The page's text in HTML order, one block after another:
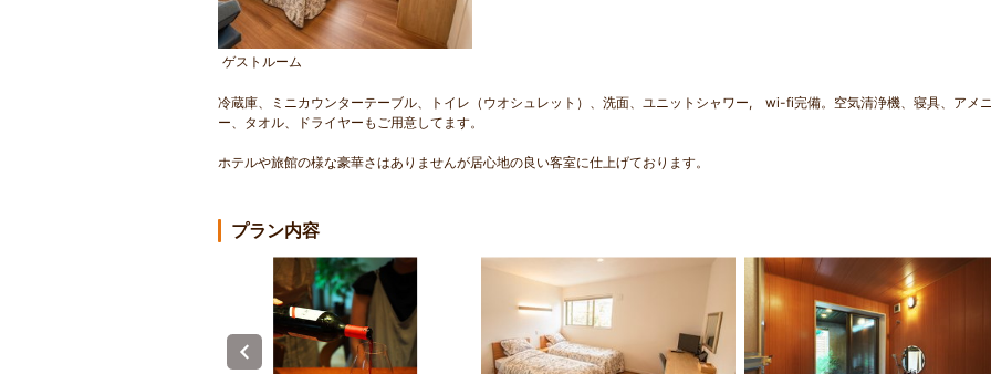
ゲストルーム
冷蔵庫、ミニカウンターテーブル、トイレ（ウオシュレット）、洗面、ユニットシャワー, wi-fi完備。空気清浄機、寝具、アメ
ー、タオル、ドライヤーもご用意してます。
ホテルや旅館の様な豪華さはありませんが居心地の良い客室に仕上げております。
プラン内容